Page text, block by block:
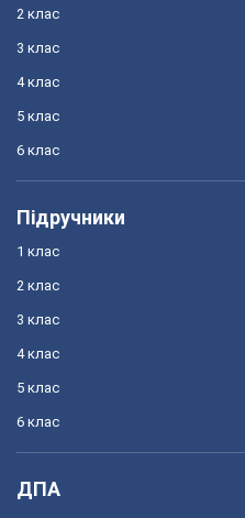
2 клас
3 клас
4 клас
5 клас
6 клас
Підручники
1 клас
2 клас
3 клас
4 клас
5 клас
6 клас
ДПА